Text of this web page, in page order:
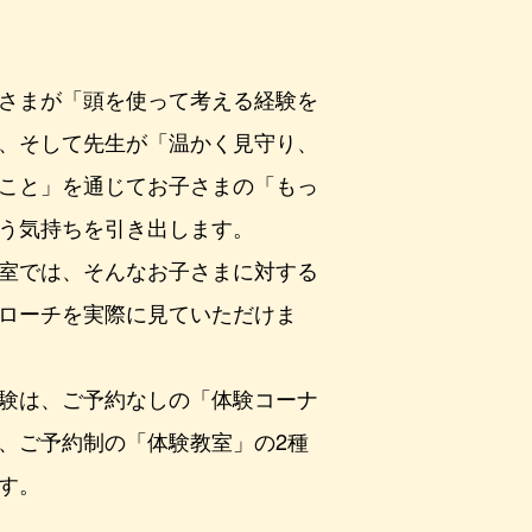
まが「頭を使って考える経験を
そして先生が「温かく見守り、
と」を通じてお子さまの「もっ
気持ちを引き出します。
では、そんなお子さまに対する
ーチを実際に見ていただけま
は、ご予約なしの「体験コーナ
ご予約制の「体験教室」の2種
。